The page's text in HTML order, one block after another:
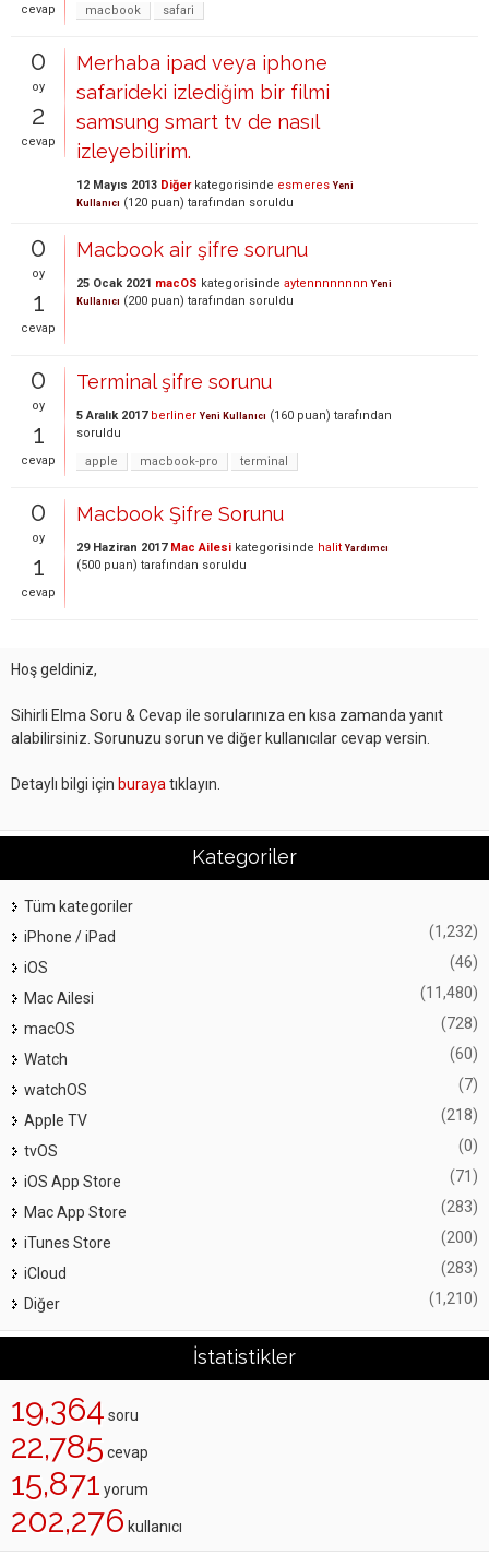
cevap
macbook
safari
0
oy
2
cevap
Merhaba ipad veya iphone
safarideki izlediğim bir filmi
samsung smart tv de nasıl
izleyebilirim.
12 Mayıs 2013 Diğerkategorisinde esmeres Yeni
Kullanıcı (120 puan) tarafından soruldu
0
oy
1
cevap
Macbook air şifre sorunu
25 Ocak 2021 macOS kategorisinde aytennnnnnnn Yeni
Kullanıcı (200 puan) tarafından soruldu
0
oy
1
cevap
Terminal şifre sorunu
5 Aralık 2017 berliner Yeni Kullanıcı (160 puan) tarafından
soruldu
apple
macbook-pro terminal
0
oy
1
cevap
Macbook Şifre Sorunu
29 Haziran 2017 Mac Ailesi kategorisinde halit Yardımcı
(500 puan) tarafından soruldu
Hoş geldiniz,
Sihirli Elma Soru & Cevap ile sorularınıza en kısa zamanda yanıt
alabilirsiniz. Sorunuzu sorun ve diğer kullanıcılar cevap versin.
Detaylı bilgi için buraya tıklayın.
Kategoriler
Tüm kategoriler
iPhone / iPad
(1,232)
iOS (46)
Mac Ailesi (11,480)
macOS (728)
Watch (60)
watchOS (7)
Apple TV (218)
tvOS (0)
iOS App Store (71)
Mac App Store (283)
iTunes Store (200)
iCloud (283)
Diğer (1,210)
İstatistikler
19,364 soru
22,785 cevap
15,871 yorum
202,276 kullanıcı